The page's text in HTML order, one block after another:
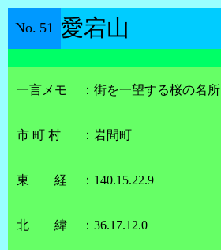
No. 51 愛宕山
一言メモ ： 街を一望する桜の名所
市 町 村 ： 岩間町
東 経 ： 140.15.22.9
北 緯 ： 36.17.12.0